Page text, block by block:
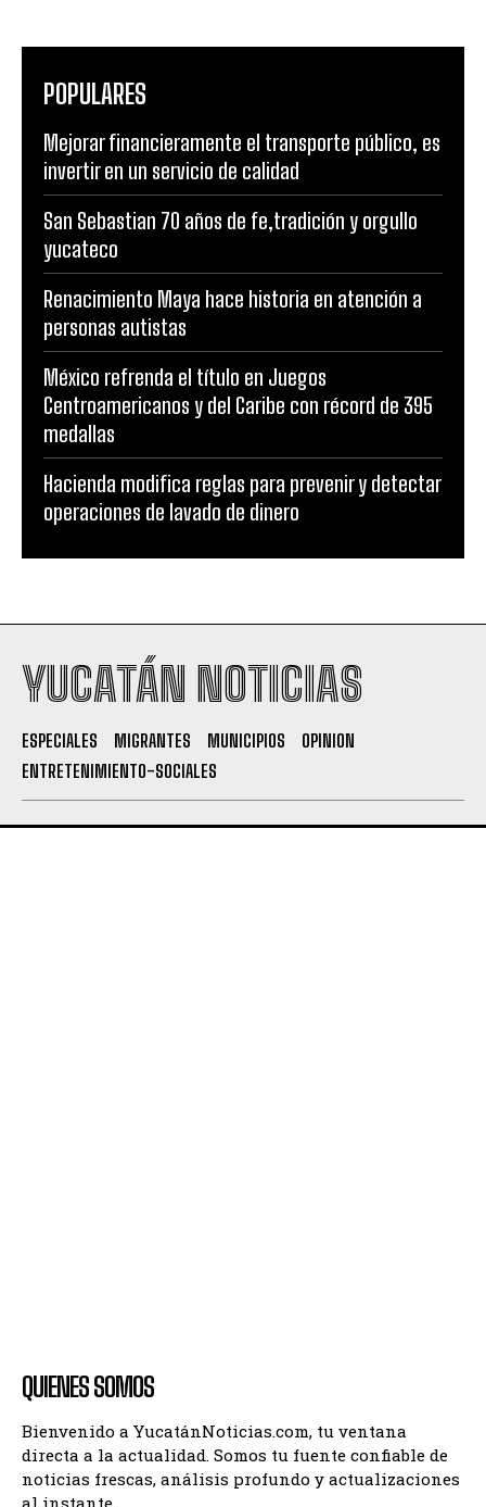
POPULARES
Mejorar financieramente el transporte público, es
invertir en un servicio de calidad
San Sebastian 70 años de fe,tradición y orgullo
yucateco
Renacimiento Maya hace historia en atención a
personas autistas
México refrenda el título en Juegos
Centroamericanos y del Caribe con récord de 395
medallas
Hacienda modifica reglas para prevenir y detectar
operaciones de lavado de dinero
YUCATÁN NOTICIAS
ESPECIALES MIGRANTES MUNICIPIOS
OPINION
ENTRETENIMIENTO-SOCIALES
QUIENES SOMOS
Bienvenido a YucatánNoticias.com, tu ventana
directa a la actualidad. Somos tu fuente confiable de
noticias frescas, análisis profundo y actualizaciones